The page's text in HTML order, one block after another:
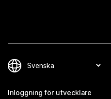
Inloggning för utvecklare